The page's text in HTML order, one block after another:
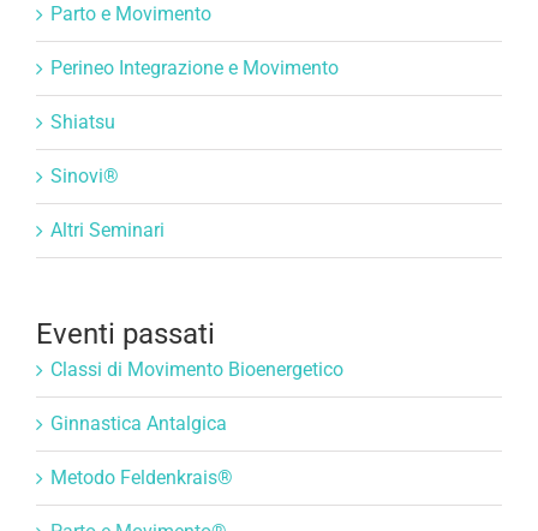
Parto e Movimento
Perineo Integrazione e Movimento
Shiatsu
Sinovi®
Altri Seminari
Eventi passati
Classi di Movimento Bioenergetico
Ginnastica Antalgica
Metodo Feldenkrais®